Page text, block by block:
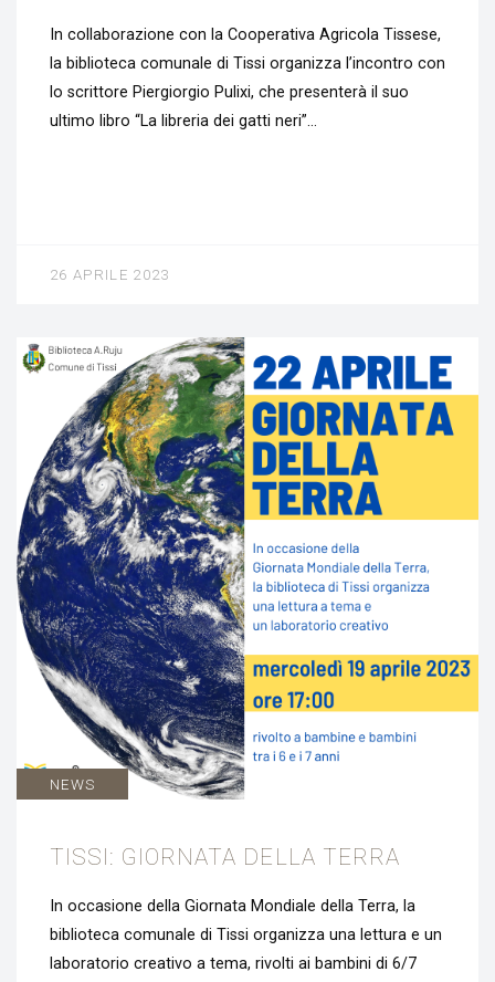
In collaborazione con la Cooperativa Agricola Tissese,
la biblioteca comunale di Tissi organizza l’incontro con
lo scrittore Piergiorgio Pulixi, che presenterà il suo
ultimo libro “La libreria dei gatti neri”…
26 APRILE 2023
NEWS
TISSI: GIORNATA DELLA TERRA
In occasione della Giornata Mondiale della Terra, la
biblioteca comunale di Tissi organizza una lettura e un
laboratorio creativo a tema, rivolti ai bambini di 6/7